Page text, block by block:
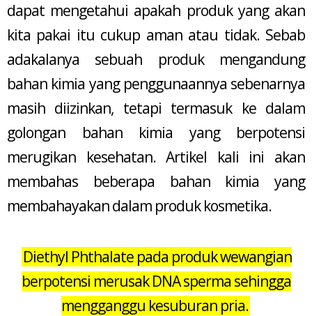
dapat mengetahui apakah produk yang akan
kita pakai itu cukup aman atau tidak. Sebab
adakalanya sebuah produk mengandung
bahan kimia yang penggunaannya sebenarnya
masih diizinkan, tetapi termasuk ke dalam
golongan bahan kimia yang berpotensi
merugikan kesehatan. Artikel kali ini akan
membahas beberapa bahan kimia yang
membahayakan dalam produk kosmetika.
Diethyl Phthalate pada produk wewangian
berpotensi merusak DNA sperma sehingga
mengganggu kesuburan pria.